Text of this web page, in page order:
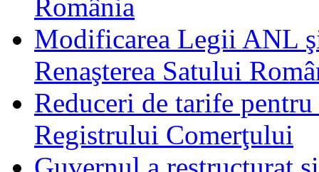
România
Modificarea Legii ANL
Renaşterea Satului
Reduceri de tarife
Registrului Comerţului